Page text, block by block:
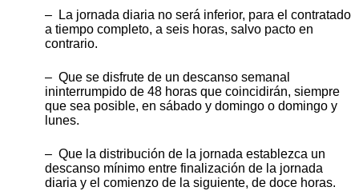
– La jornada diaria no será inferior, para el contratado
a tiempo completo, a seis horas, salvo pacto en
contrario.
– Que se disfrute de un descanso semanal
ininterrumpido de 48 horas que coincidirán, siempre
que sea posible, en sábado y domingo o domingo y
lunes.
– Que la distribución de la jornada establezca un
descanso mínimo entre finalización de la jornada
diaria y el comienzo de la siguiente, de doce horas.